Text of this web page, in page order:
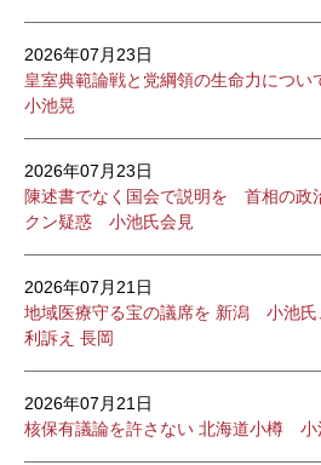
2026年07月23日
皇室典範論戦と党綱領の生命力につ
小池晃
2026年07月23日
陳述書でなく国会で説明を 首相の政
クン疑惑 小池氏会見
2026年07月21日
地域医療守る宝の議席を 新潟 小池氏
利訴え 長岡
2026年07月21日
核保有議論を許さない 北海道小樽 小